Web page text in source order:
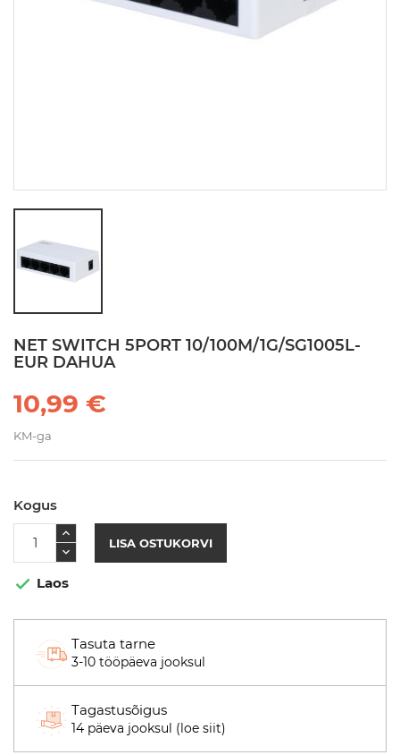
NET SWITCH 5PORT 10/100M/1G/SG1005L-
EUR DAHUA
10,99 €
KM-ga
Kogus
LISA OSTUKORVI
 Laos
Tasuta tarne
3-10 tööpäeva jooksul
Tagastusõigus
14 päeva jooksul (loe siit)